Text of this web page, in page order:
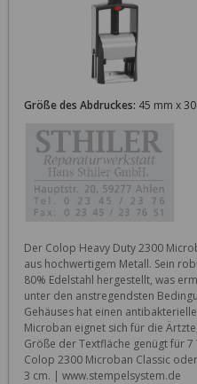
Größe des Abdruckes: 45 mm x
Der Colop Heavy Duty 2300
aus hochwertigem Metall. Sein
80% Edelstahl hergestellt, was
unter den anstregendsten
Gehäuses hat einen
Microban eignet sich für die
Größe der Textfläche genügt für
Colop 2300 Microban Classic
3 cm. | www.stempelsystem.de